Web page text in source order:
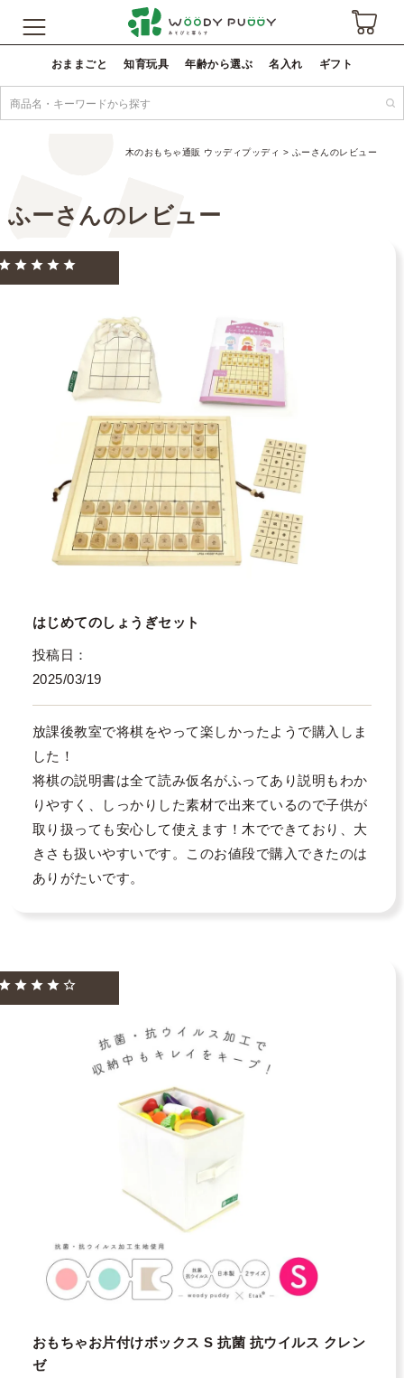
おままごと 知育玩具 年齢から選ぶ 名入れ ギフト
木のおもちゃ通販 ウッディプッディ ふーさんのレビュー
ふーさんのレビュー
はじめてのしょうぎセット
投稿日
2025/03/19
放課後教室で将棋をやって楽しかったようで購入しま
した！
将棋の説明書は全て読み仮名がふってあり説明もわか
りやすく、しっかりした素材で出来ているので子供が
取り扱っても安心して使えます！木でできており、大
きさも扱いやすいです。このお値段で購入できたのは
ありがたいです。
おもちゃお片付けボックス S 抗菌 抗ウイルス クレン
ゼ